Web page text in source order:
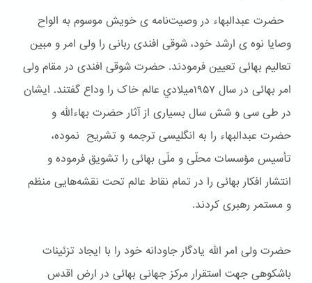
حضرت عبدالبهاء در وصیت‌نامه ی خویش موسوم به الواح
وصایا نوه ی ارشد خود، شوقی افندی ربانی را ولی امر و مبین
تعالیم بهائی تعیین فرمودند. حضرت شوقی افندی در مقام ولی
امر بهائی در سال ۱۹۵۷ميلادي عالم خاک را وداع گفتند. ایشان
در طی سی و شش سال بسیاری از آثار حضرت بهاءالله و
حضرت عبدالبهاء را به انگلیسی ترجمه و تشریح نموده،
تأسیس مؤسسات محلّی و ملّی بهائی را تشویق فرموده و
انتشار افکار بهائی را در تمام نقاط عالم تحت نقشه‌هایی منظم
و مستمر رهبری کردند.
حضرت ولی امر الله یادگار جاودانه خود را با ایجاد تزئینات
باشكوهی جهت استقرار مرکز جهانی بهائی در ارض اقدس